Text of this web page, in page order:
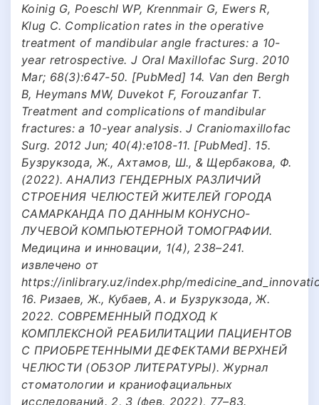
Koinig G, Poeschl WP, Krennmair G, Ewers R,
Klug C. Complication rates in the operative
treatment of mandibular angle fractures: a 10-
year retrospective. J Oral Maxillofac Surg. 2010
Mar; 68(3):647-50. [PubMed] 14. Van den Bergh
B, Heymans MW, Duvekot F, Forouzanfar T.
Treatment and complications of mandibular
fractures: a 10-year analysis. J Craniomaxillofac
Surg. 2012 Jun; 40(4):e108-11. [PubMed]. 15.
Бузрукзода, Ж., Ахтамов, Ш., & Щербакова, Ф.
(2022). АНАЛИЗ ГЕНДЕРНЫХ РАЗЛИЧИЙ
СТРОЕНИЯ ЧЕЛЮСТЕЙ ЖИТЕЛЕЙ ГОРОДА
САМАРКАНДА ПО ДАННЫМ КОНУСНО-
ЛУЧЕВОЙ КОМПЬЮТЕРНОЙ ТОМОГРАФИИ.
Медицина и инновации, 1(4), 238–241.
извлечено от
https://inlibrary.uz/index.php/
16. Ризаев, Ж., Кубаев, А. и Бузрукзода, Ж.
2022. СОВРЕМЕННЫЙ ПОДХОД К
КОМПЛЕКСНОЙ РЕАБИЛИТАЦИИ ПАЦИЕНТОВ
С ПРИОБРЕТЕННЫМИ ДЕФЕКТАМИ ВЕРХНЕЙ
ЧЕЛЮСТИ (ОБЗОР ЛИТЕРАТУРЫ). Журнал
стоматологии и краниофациальных
исследований. 2, 3 (фев. 2022), 77–83.